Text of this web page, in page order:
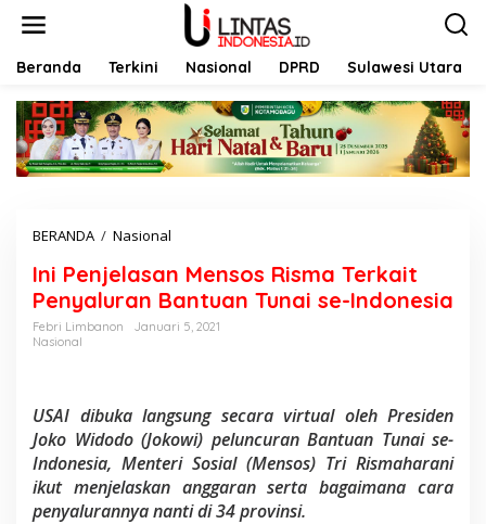
Beranda Terkini Nasional DPRD Sulawesi Utara
BERANDA / Nasional
i
P
e
n
a
s
a
n
M
e
Ini Penjelasan Mensos Risma Terkait
Penyaluran Bantuan Tunai se-Indonesia
Febri Limbanon
Januari 5, 2021
Nasional
USAI dibuka langsung secara virtual oleh Presiden
Joko Widodo (Jokowi) peluncuran Bantuan Tunai se-
Indonesia, Menteri Sosial (Mensos) Tri Rismaharani
ikut menjelaskan anggaran serta bagaimana cara
penyalurannya nanti di 34 provinsi.